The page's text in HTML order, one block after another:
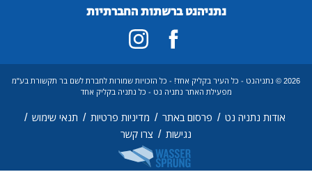
נתניהנט ברשתות החברתיות
2026 © נתניהנט - כל העיר בקליק אחד! - כל הזכויות שמורות לחברת לשם בר תקשורת בע"מ
מפעילת האתר נתניה נט - כל נתניה בקליק אחד
אודות נתניה נט / פרסום באתר / מדיניות פרטיות / תנאי שימוש /
נגישות / צרו קשר